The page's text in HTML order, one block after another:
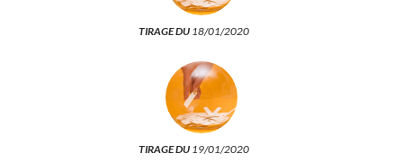
TIRAGE DU 18/01/2020
TIRAGE DU 19/01/2020